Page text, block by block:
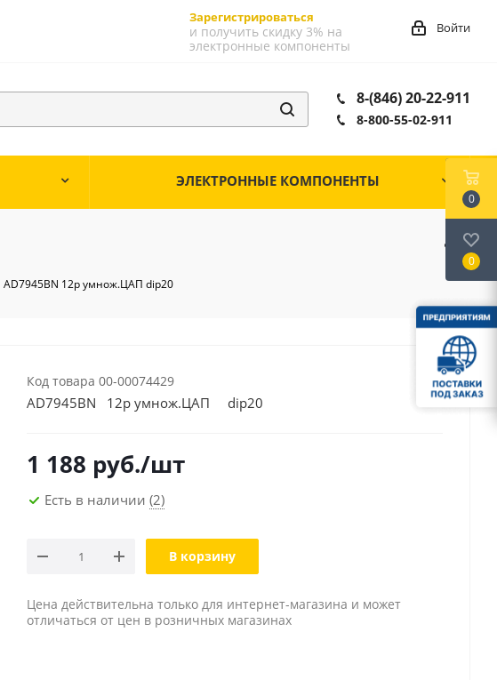
Зарегистрироваться
и получить скидку 3% на
электронные компоненты
Войти
8-(846) 20-22-911
8-800-55-02-911
ЭЛЕКТРОННЫЕ КОМПОНЕНТЫ
AD7945BN 12р умнож.ЦАП dip20
Код товара 00-00074429
AD7945BN 12р умнож.ЦАП dip20
1 188 руб./шт
Есть в наличии (2)
В корзину
Цена действительна только для интернет-магазина и может
отличаться от цен в розничных магазинах
0
0